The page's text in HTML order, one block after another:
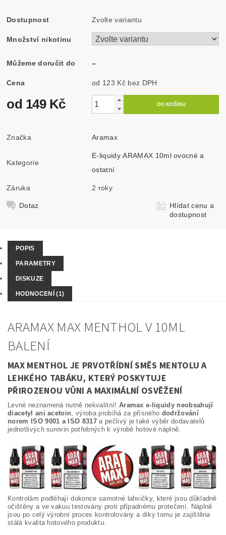
Dostupnost Zvolte variantu
Množství nikotinu
Můžeme doručit do –
Cena od 123 Kč bez DPH
od 149 Kč
Značka Aramax
Kategorie
E-liquidy ARAMAX 10ml ovocné a
ostatní
Záruka 2 roky
Dotaz
Hlídat cenu a
dostupnost
POPIS
PARAMETRY
DISKUZE
HODNOCENÍ (1)
ARAMAX MAX MENTHOL V 10ML
BALENÍ
MAX MENTHOL JE PRVOTŘÍDNÍ SMĚS MENTOLU A
LEHKÉHO TABÁKU, KTERÝ POSKYTUJE
PŘIROZENOU VŮNI A MAXIMÁLNÍ OSVĚŽENÍ
Levné neznamená nutně nekvalitní! Aramax e-liquidy neobsahují
diacetyl ani acetoin, výroba probíhá za přísného dodržování
norem ISO 9001 a ISO 8317 a pečlivý je také výběr dodavatelů
jednotlivých surovin potřebných k výrobě hotové náplně.
Kontrolám podléhají dokonce samotné lahvičky, které jsou důkladně
očištěny a ve vakuu testovány proti případnému protečení. Náplně
jsou po celý výrobní proces kontrolovány a díky tomu je zajištěna
stálá kvalita hotového produktu.